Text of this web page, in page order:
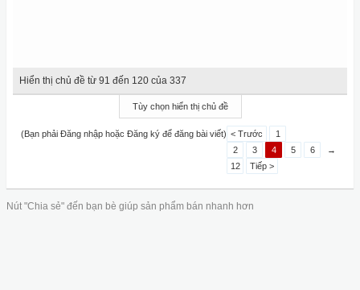
Hiển thị chủ đề từ 91 đến 120 của 337
Tùy chọn hiển thị chủ đề
(Bạn phải Đăng nhập hoặc Đăng ký để đăng bài viết) < Trước
1
2
3 4 5 6
→
12
Tiếp >
Nút "Chia sẻ" đến bạn bè giúp sản phẩm bán nhanh hơn